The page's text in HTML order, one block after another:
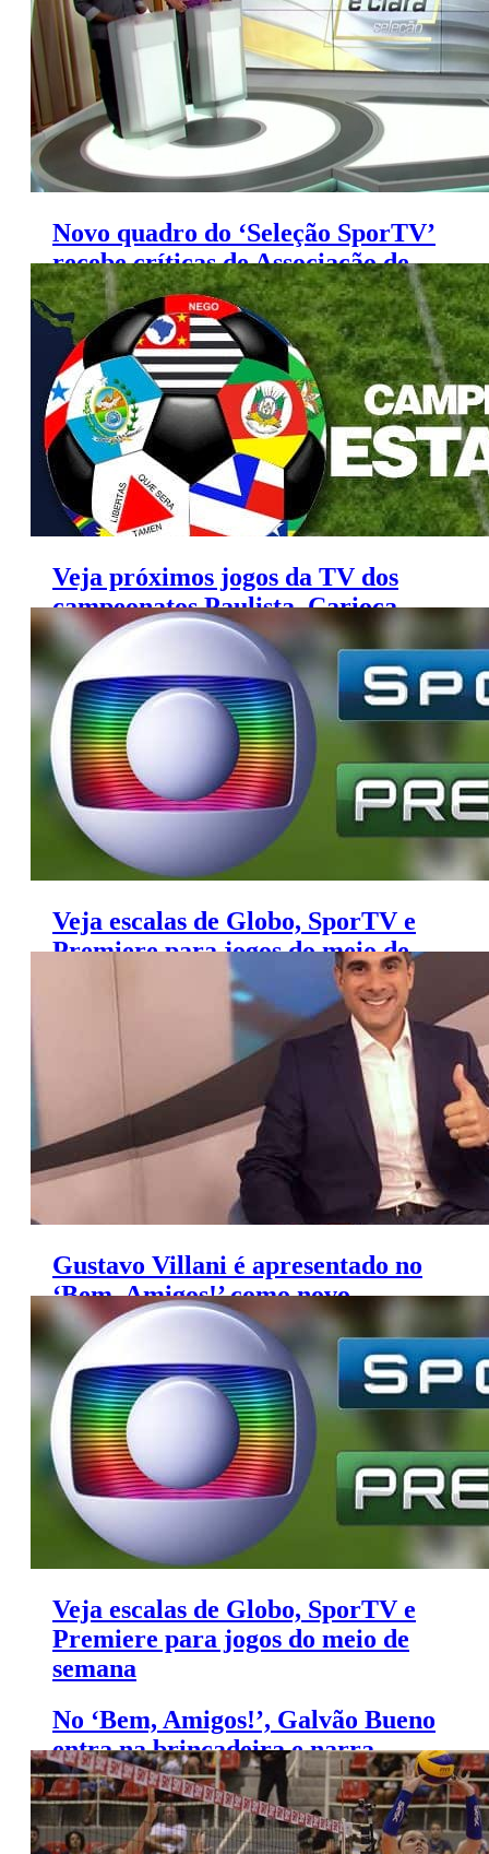
Novo quadro do ‘Seleção SporTV’
recebe críticas de Associação de
Árbitros
Veja próximos jogos da TV dos
campeonatos Paulista, Carioca,
Mineiro e Gaúcho
Veja escalas de Globo, SporTV e
Premiere para jogos do meio de
Gustavo Villani é apresentado no
‘Bem, Amigos!’ como novo
narrador do Grupo Globo
Veja escalas de Globo, SporTV e
Premiere para jogos do meio de
semana
No ‘Bem, Amigos!’, Galvão Bueno
entra na brincadeira e narra
cirurgia de Neymar